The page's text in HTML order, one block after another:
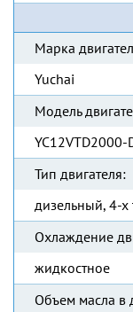
Марка
Yuchai
Модель
YC12VTD2000-
Тип двигателя:
дизельный, 4-х
Охлаждение
жидкостное
Объем масла в